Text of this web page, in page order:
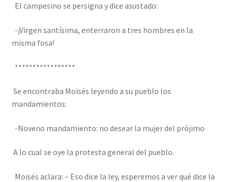
El campesino se persigna y dice asustado:
-¡Virgen santísima, enterraron a tres hombres en la
misma fosa!
*****************
Se encontraba Moisés leyendo a su pueblo los
mandamientos:
-Noveno mandamiento: no desear la mujer del prójimo
A lo cual se oye la protesta general del pueblo.
Moisés aclara: – Eso dice la ley, esperemos a ver qué dice la